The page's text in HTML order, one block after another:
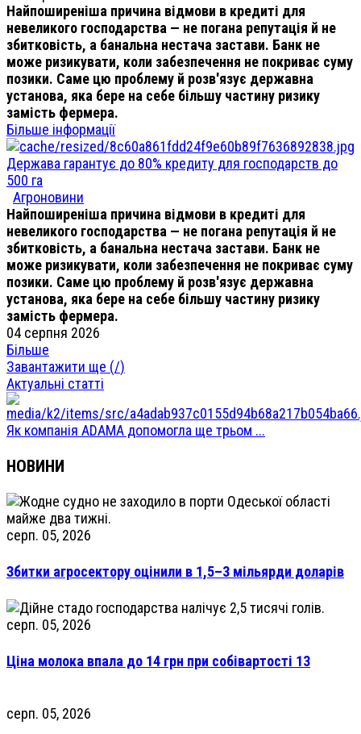
Найпоширеніша причина відмови в кредиті для
невеликого господарства — не погана репутація й не
збитковість, а банальна нестача застави. Банк не
може ризикувати, коли забезпечення не покриває суму
позики. Саме цю проблему й розв'язує державна
установа, яка бере на себе більшу частину ризику
замість фермера.
Більше інформації
Держава гарантує до 80% кредиту для господарств до
500 га
Агроновини
Найпоширеніша причина відмови в кредиті для
невеликого господарства — не погана репутація й не
збитковість, а банальна нестача застави. Банк не
може ризикувати, коли забезпечення не покриває суму
позики. Саме цю проблему й розв'язує державна
установа, яка бере на себе більшу частину ризику
замість фермера.
04 серпня 2026
Більше
Завантажити ще (/)
Актуальні статті
Як компанія ADAMA допомогла ще трьом ...
НОВИНИ
серп. 05, 2026
Збитки агросектору оцінили в 1,5–3 мільярди доларів
серп. 05, 2026
Ціна молока впала до 14 грн при собівартості 13
серп. 05, 2026